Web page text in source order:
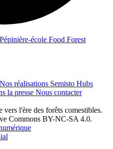
Pépinière-école Food Forest
Nos réalisations Semisto Hubs
la presse Nous contacter
l'ère des forêts comestibles.
Commons BY-NC-SA 4.0.